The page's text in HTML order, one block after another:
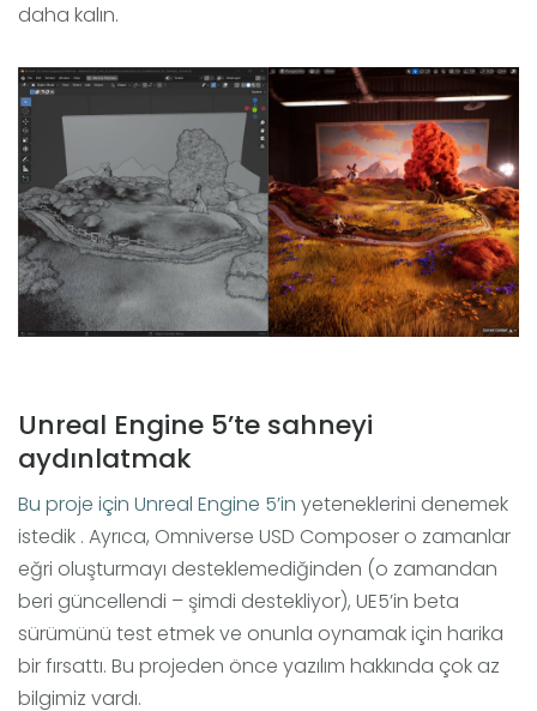
daha kalın.
Unreal Engine 5’te sahneyi
aydınlatmak
Bu proje için Unreal Engine 5’in yeteneklerini denemek
istedik . Ayrıca, Omniverse USD Composer o zamanlar
eğri oluşturmayı desteklemediğinden (o zamandan
beri güncellendi – şimdi destekliyor), UE5’in beta
sürümünü test etmek ve onunla oynamak için harika
bir fırsattı. Bu projeden önce yazılım hakkında çok az
bilgimiz vardı.